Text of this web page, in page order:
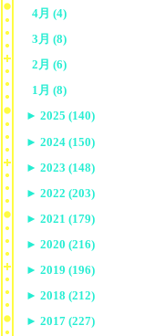
4月 (4)
3月 (8)
2月 (6)
1月 (8)
► 2025 (140)
► 2024 (150)
► 2023 (148)
► 2022 (203)
► 2021 (179)
► 2020 (216)
► 2019 (196)
► 2018 (212)
► 2017 (227)